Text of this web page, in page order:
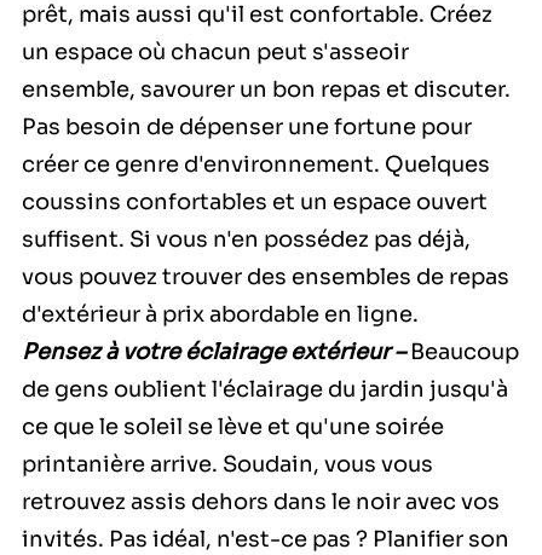
prêt, mais aussi qu'il est confortable. Créez
un espace où chacun peut s'asseoir
ensemble, savourer un bon repas et discuter.
Pas besoin de dépenser une fortune pour
créer ce genre d'environnement. Quelques
coussins confortables et un espace ouvert
suffisent. Si vous n'en possédez pas déjà,
vous pouvez trouver des ensembles de repas
d'extérieur à prix abordable en ligne.
Pensez à votre éclairage extérieur – Beaucoup
de gens oublient l'éclairage du jardin jusqu'à
ce que le soleil se lève et qu'une soirée
printanière arrive. Soudain, vous vous
retrouvez assis dehors dans le noir avec vos
invités. Pas idéal, n'est-ce pas ? Planifier son